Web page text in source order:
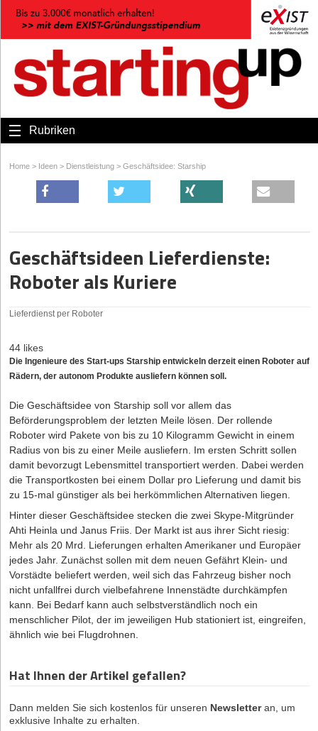
Rubriken
Home > Ideen > Dienstleistung > Geschäftsidee: Starship
Geschäftsideen Lieferdienste:
Roboter als Kuriere
Lieferdienst per Roboter
44 likes
Die Ingenieure des Start-ups Starship entwickeln derzeit einen Roboter auf
Rädern, der autonom Produkte ausliefern können soll.
Die Geschäftsidee von Starship soll vor allem das
Beförderungsproblem der letzten Meile lösen. Der rollende
Roboter wird Pakete von bis zu 10 Kilogramm Gewicht in einem
Radius von bis zu einer Meile ausliefern. Im ersten Schritt sollen
damit bevorzugt Lebensmittel transportiert werden. Dabei werden
die Transportkosten bei einem Dollar pro Lieferung und damit bis
zu 15-mal günstiger als bei herkömmlichen Alternativen liegen.
Hinter dieser Geschäftsidee stecken die zwei Skype-Mitgründer
Ahti Heinla und Janus Friis. Der Markt ist aus ihrer Sicht riesig:
Mehr als 20 Mrd. Lieferungen erhalten Amerikaner und Europäer
jedes Jahr. Zunächst sollen mit dem neuen Gefährt Klein- und
Vorstädte beliefert werden, weil sich das Fahrzeug bisher noch
nicht unfallfrei durch vielbefahrene Innenstädte durchkämpfen
kann. Bei Bedarf kann auch selbstverständlich noch ein
menschlicher Pilot, der im jeweiligen Hub stationiert ist, eingreifen,
ähnlich wie bei Flugdrohnen.
Hat Ihnen der Artikel gefallen?
Dann melden Sie sich kostenlos für unseren Newsletteran, um
exklusive Inhalte zu erhalten.